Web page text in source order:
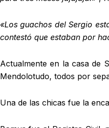
«Los guachos del Sergio
contestó que estaban por
Actualmente en la casa de
Mendolotudo, todos por
Una de las chicas fue la